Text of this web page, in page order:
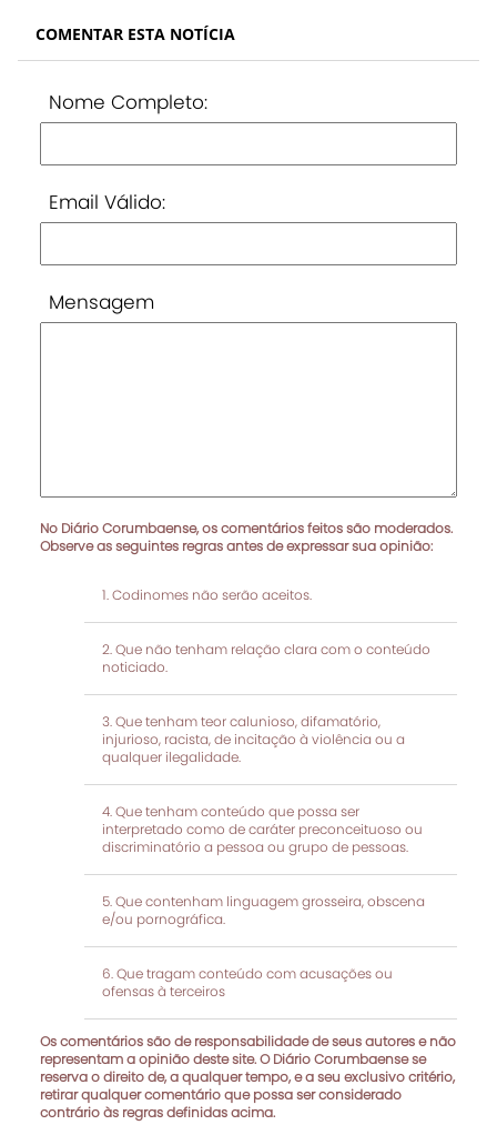
COMENTAR ESTA NOTÍCIA
Nome Completo:
Email Válido:
Mensagem
No Diário Corumbaense, os comentários feitos são moderados.
Observe as seguintes regras antes de expressar sua opinião:
Codinomes não serão aceitos.
Que não tenham relação clara com o conteúdo
noticiado.
Que tenham teor calunioso, difamatório,
injurioso, racista, de incitação à violência ou a
qualquer ilegalidade.
Que tenham conteúdo que possa ser
interpretado como de caráter preconceituoso ou
discriminatório a pessoa ou grupo de pessoas.
Que contenham linguagem grosseira, obscena
e/ou pornográfica.
Que tragam conteúdo com acusações ou
ofensas à terceiros
Os comentários são de responsabilidade de seus autores e não
representam a opinião deste site. O Diário Corumbaense se
reserva o direito de, a qualquer tempo, e a seu exclusivo critério,
retirar qualquer comentário que possa ser considerado
contrário às regras definidas acima.